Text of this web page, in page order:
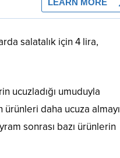
salatalık için 4 lira,
ucuzladığı umuduyla
ürünleri daha ucuza almayı
sonrası bazı ürünlerin